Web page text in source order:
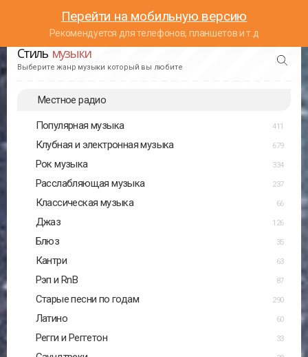
Перейти на мобильную версию
Рекомендуется для телефонов, планшетов и т.д
Стиль музыки
Выберите жанр музыки который вы любите
Местное радио
Популярная музыка 411
Клубная и электронная музыка 679
Рок музыка 334
Расслабляющая музыка 237
Классическая музыка 66
Джаз 126
Блюз 35
Кантри 63
Рэп и RnB 87
Старые песни по годам 290
Латино 60
Регги и Реггетон 33